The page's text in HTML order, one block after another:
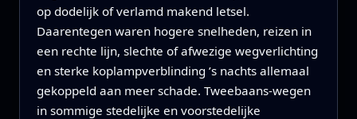
op dodelijk of verlamd makend letsel.
Daarentegen waren hogere snelheden, reizen in
een rechte lijn, slechte of afwezige wegverlichting
en sterke koplampverblinding ’s nachts allemaal
gekoppeld aan meer schade. Tweebaans-wegen
in sommige stedelijke en voorstedelijke